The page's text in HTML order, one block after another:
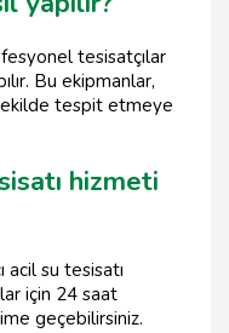
tesisatçılar
Bu ekipmanlar,
şekilde tespit etmeye
hizmeti
acil su tesisatı
için 24 saat
geçebilirsiniz.